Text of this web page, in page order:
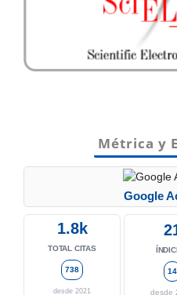
Métrica y
Google
1.8k
TOTAL CITAS
738
desde 2021
14
desde